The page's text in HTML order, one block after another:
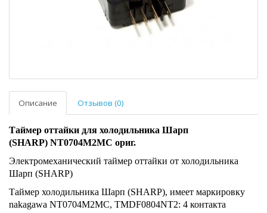
Описание Отзывов (0)
Таймер оттайки для холодильника Шарп
(SHARP) NT0704M2MC ориг.
Электромеханический таймер оттайки от холодильника
Шарп (SHARP)
Таймер холодильника Шарп (SHARP), имеет маркировку
nakagawa NT0704M2MC, TMDF0804NT2: 4 контакта